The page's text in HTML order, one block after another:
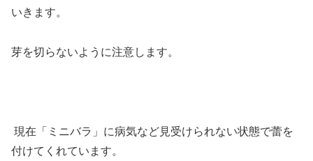
いきます。
芽を切らないように注意します。
現在「ミニバラ」に病気など見受けられない状態で蕾を
付けてくれています。